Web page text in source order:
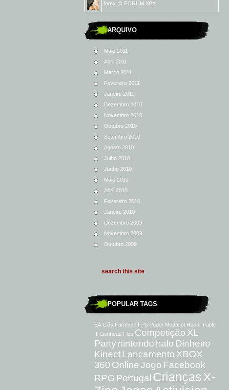
forex @ FORUM XPX
ARQUIVO
Maio 2011
Abril 2011
Março 2011
Fevereiro 2011
Janeiro 2011
Dezembro 2010
Novembro 2010
Outubro 2010
Setembro 2010
Agosto 2010
Julho 2010
Junho 2010
Maio 2010
Abril 2010
Fevereiro 2010
Janeiro 2010
Dezembro 2009
Novembro 2009
Outubro 2009
POPULAR TAGS
EA Clãs Farmville FPS Poder Medal of Honor Fable
III Lionhead Flop Competição XL
Party nintendo halo Dinheiro
KinectLançamento XBOX
360 OnlineJogo Facebook
RPG Portugal CriançasX-